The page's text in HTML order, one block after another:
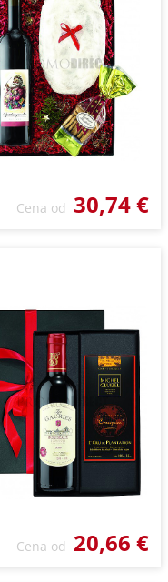
Cena od 30,74 €
Cena od 20,66 €